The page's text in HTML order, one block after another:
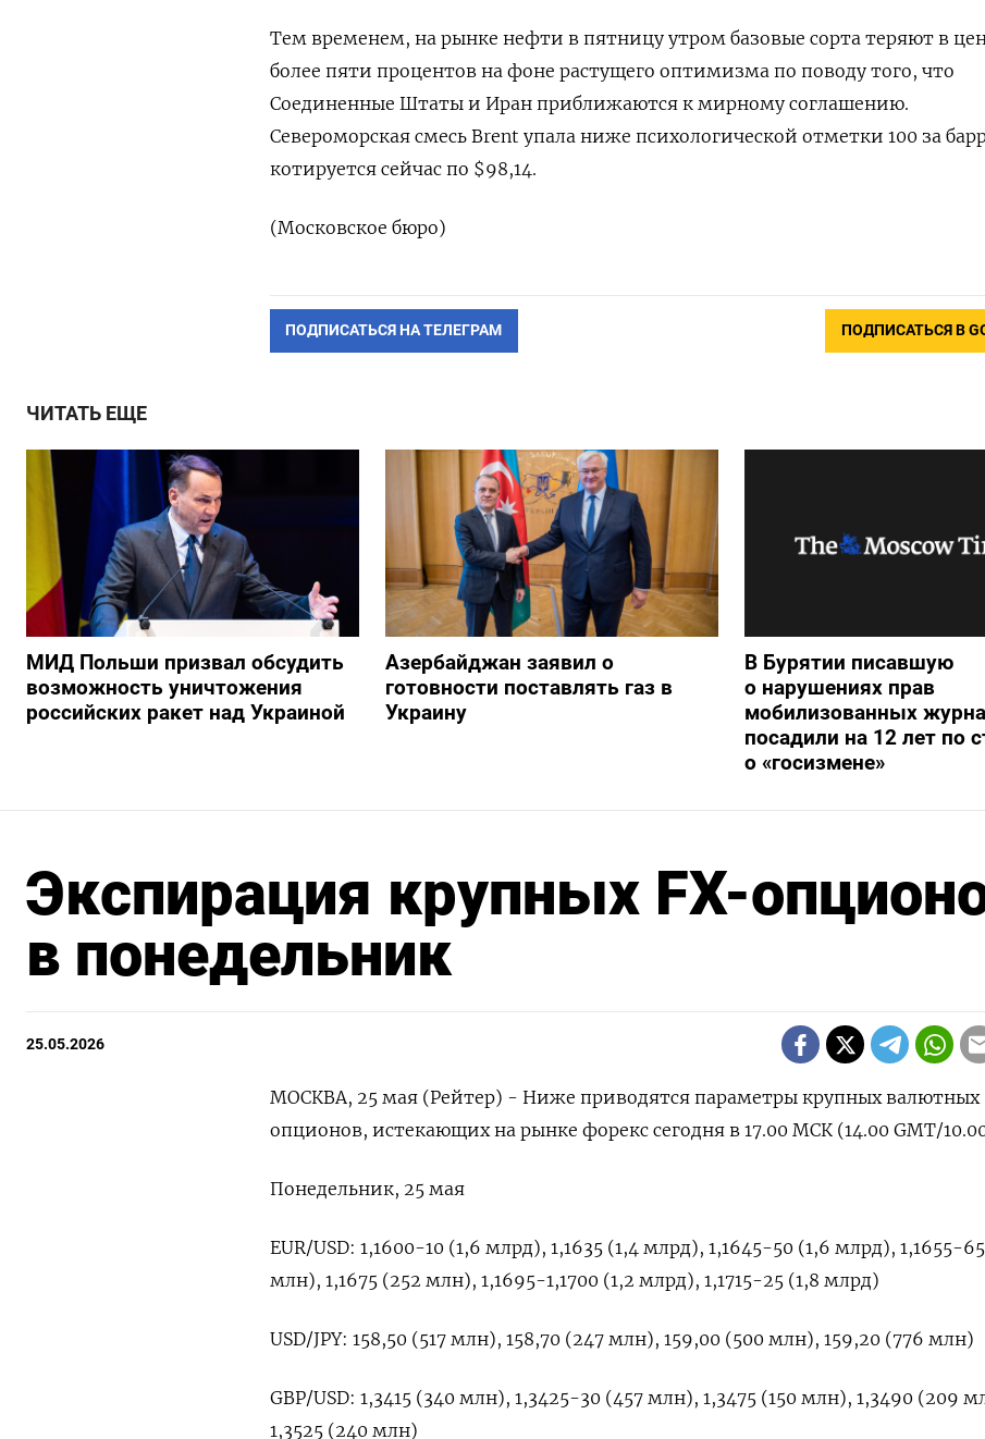
Тем временем, на рынке нефти в пятницу утром базовые сорта теряют в
более пяти процентов на фоне растущего ​оптимизма по поводу того, что
Соединенные Штаты и Иран приближаются к мирному соглашению.
Североморская смесь Brent ‌упала ниже психологической отметки 100 за
котируется сейчас по $98,14.
(Московское бюро)
ПОДПИСАТЬСЯ НА ТЕЛЕГРАМ ПОДПИСАТЬСЯ В
ЧИТАТЬ ЕЩЕ
МИД Польши призвал обсудить
возможность уничтожения
российских ракет над Украиной
Азербайджан заявил о
готовности поставлять газ в
Украину
В Бурятии писавшую
о нарушениях прав
мобилизованных
посадили на 12 лет по
о «госизмене»
Экспирация крупных FX-
в понедельник
25.05.2026
МОСКВА, 25 мая (Рейтер) - Ниже приводятся параметры крупных валютных
‌опционов, истекающих на рынке форекс ​сегодня ​в 17.00 МСК (14.00 ​GMT/
Понедельник, ⁠25 ‌мая
EUR/USD: 1,1600-10 (1,6 ‌млрд), 1,1635 (1,4 млрд), 1,1645-50 (1,6 ​млрд), 1,1655-
‌млн), 1,1675 (252 ​млн), 1,1695-1,1700 (1,2 млрд), ‌1,1715-25 (1,8 млрд)
USD/JPY: 158,50 (517 млн), 158,70 (247 млн), ​159,00 (500 млн), ​159,20 (776 ‌млн)
GBP/USD: 1,3415 (340 млн), ​1,3425-30 (457 млн), 1,3475 (150 млн), 1,3490 (209
1,3525 (240 млн)